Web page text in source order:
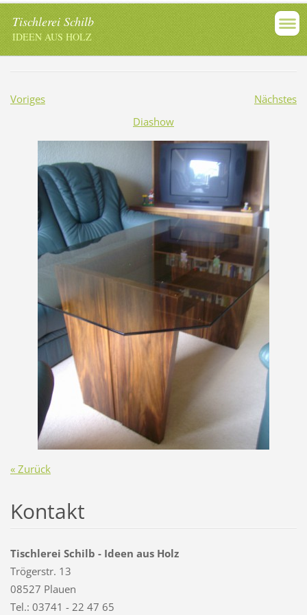
Tischlerei Schilb
IDEEN AUS HOLZ
Voriges
Nächstes
Diashow
« Zurück
Kontakt
Tischlerei Schilb - Ideen aus Holz
Trögerstr. 13
08527 Plauen
Tel.: 03741 - 22 47 65